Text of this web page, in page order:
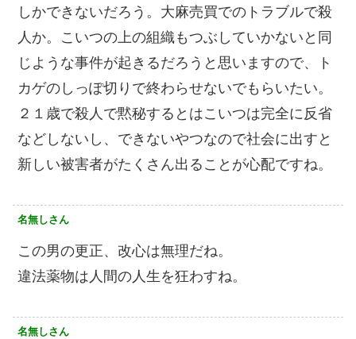
しかできないだろう。大麻売買でのトラブルで殺
人か。こいつの上の組織もつぶしていかないと同
じような事件が起きるだろうと思いますので、ト
カゲのしっぽ切りで終わらせないでもらいたい。
２１歳で殺人で黙秘するとはこいつは完全に反省
などしないし、できないやつなので社会に出すと
新しい被害者がたくさん出ることが心配ですね。
名無しさん
この男の更正、改心は無理だね。
違法薬物は人間の人生を狂わすね。
名無しさん